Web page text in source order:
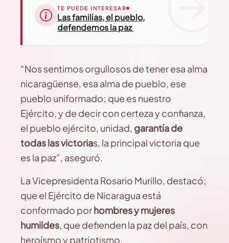
TE PUEDE INTERESAR
Las familias, el pueblo,
defendemos la paz
“Nos sentimos orgullosos de tener esa alma
nicaragüense, esa alma de pueblo, ese
pueblo uniformado; que es nuestro
Ejército, y de decir con certeza y confianza,
el pueblo ejército, unidad, garantía de
todas las victorias, la principal victoria que
es la paz”, aseguró.
La Vicepresidenta Rosario Murillo, destacó;
que el Ejército de Nicaragua está
conformado porhombres y mujeres
humildes, que defienden la paz del país, con
heroísmo y patriotismo.